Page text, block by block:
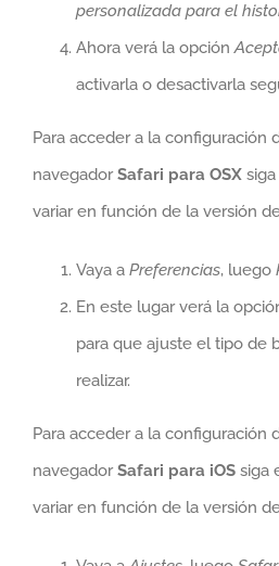
personalizada para el
Ahora verá la opción
activarla o desactivarla
Para acceder a la configuración
navegadorSafari para OSX
variar en función de la versión
Vaya a Preferencias, luego
En este lugar verá la
para que ajuste el tipo de
realizar.
Para acceder a la configuración
navegadorSafari para iOS siga
variar en función de la versión